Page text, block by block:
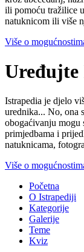
ili pomoću tražilice
natuknicom ili više
Više o
Istrapedia je djelo
urednika... No, ona
obogaćivanju mogu
primjedbama i
natuknicama,
Više o
Početna
O Istrapediji
Kategorije
Galerije
Teme
Kviz